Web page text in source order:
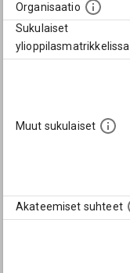
Organisaatio
Sukulaiset
ylioppilasmatrikkelissa
Muut sukulaiset
Akateemiset suhteet